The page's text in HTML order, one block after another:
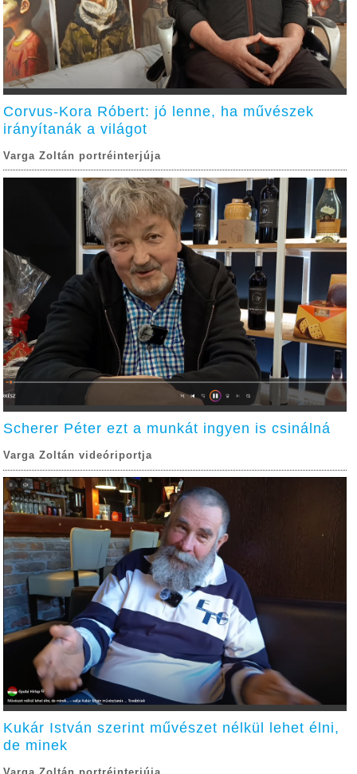
Corvus-Kora Róbert: jó lenne, ha művészek
irányítanák a világot
Varga Zoltán portréinterjúja
Scherer Péter ezt a munkát ingyen is csinálná
Varga Zoltán videóriportja
Kukár István szerint művészet nélkül lehet élni,
de minek